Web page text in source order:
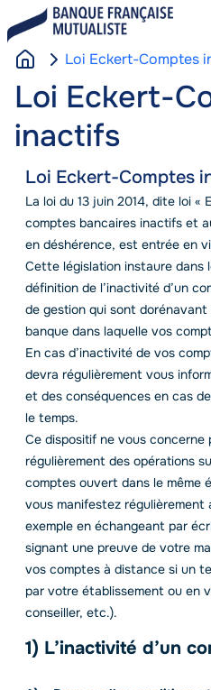
au
contenu
principal
c
c
u
Loi Eckert-Comptes
Loi
Contenu
Loi Eckert-
inactifs
Loi Eckert-Comptes
Texte
La loi du 13 juin 2014, dite loi «
comptes bancaires inactifs et
en déshérence, est entrée en
Cette législation instaure dans
définition de l’inactivité d’un
de gestion qui sont
banque dans laquelle vos
En cas d’inactivité de vos
devra régulièrement vous
et des conséquences en cas
le temps.
Ce dispositif ne vous
régulièrement des opérations
comptes ouvert dans le même
vous manifestez régulièrement
exemple en échangeant par
signant une preuve de votre
vos comptes à distance si un
par votre établissement ou en
conseiller, etc.).
1) L’inactivité d’un